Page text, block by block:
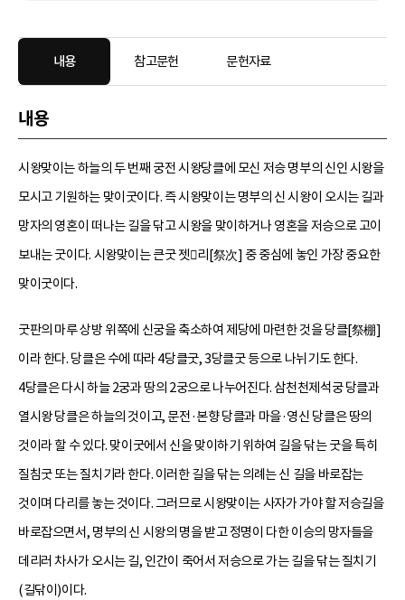
내용 참고문헌 문헌자료
내용
시왕맞이는 하늘의 두 번째 궁전 시왕당클에 모신 저승 명부의 신인 시왕을
모시고 기원하는 맞이굿이다. 즉 시왕맞이는 명부의 신 시왕이 오시는 길과
망자의 영혼이 떠나는 길을 닦고 시왕을 맞이하거나 영혼을 저승으로 고이
보내는 굿이다. 시왕맞이는 큰굿 젯리[祭次] 중 중심에 놓인 가장 중요한
맞이굿이다.
굿판의 마루 상방 위쪽에 신궁을 축소하여 제당에 마련한 것을 당클[祭棚]
이라 한다. 당클은 수에 따라 4당클굿, 3당클굿 등으로 나뉘기도 한다.
4당클은 다시 하늘 2궁과 땅의 2궁으로 나누어진다. 삼천천제석궁 당클과
열시왕 당클은 하늘의 것이고, 문전·본향 당클과 마을·영신 당클은 땅의
것이라 할 수 있다. 맞이굿에서 신을 맞이하기 위하여 길을 닦는 굿을 특히
질침굿 또는 질치기라 한다. 이러한 길을 닦는 의례는 신 길을 바로잡는
것이며 다리를 놓는 것이다. 그러므로 시왕맞이는 사자가 가야 할 저승길을
바로잡으면서, 명부의 신 시왕의 명을 받고 정명이 다한 이승의 망자들을
데리러 차사가 오시는 길, 인간이 죽어서 저승으로 가는 길을 닦는 질치기
(길닦이)이다.